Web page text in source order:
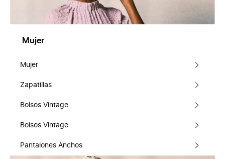
Mujer
Mujer
Zapatillas
Bolsos Vintage
Bolsos Vintage
Pantalones Anchos